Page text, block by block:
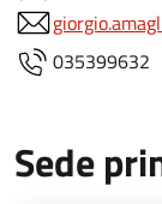
035399632
Sede